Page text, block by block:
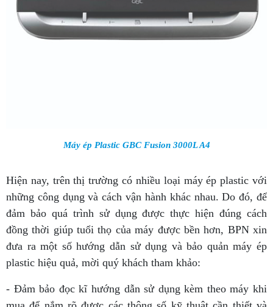
Máy ép Plastic GBC Fusion 3000L A4
Hiện nay, trên thị trường có nhiều loại máy ép plastic với
những công dụng và cách vận hành khác nhau. Do đó, để
đảm bảo quá trình sử dụng được thực hiện đúng cách
đồng thời giúp tuổi thọ của máy được bền hơn, BPN xin
đưa ra một số hướng dẫn sử dụng và bảo quản máy ép
plastic hiệu quả, mời quý khách tham khảo:
- Đảm bảo đọc kĩ hướng dẫn sử dụng kèm theo máy khi